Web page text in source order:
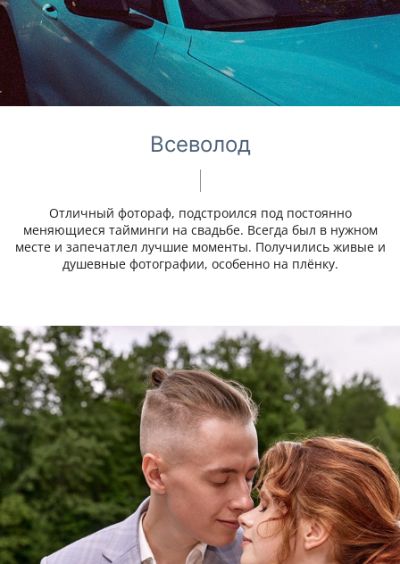
Всеволод
Отличный фотораф, подстроился под постоянно
меняющиеся тайминги на свадьбе. Всегда был в нужном
месте и запечатлел лучшие моменты. Получились живые и
душевные фотографии, особенно на плёнку.